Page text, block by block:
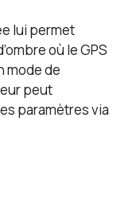
lui permet
où le GPS
mode de
peut
paramètres via